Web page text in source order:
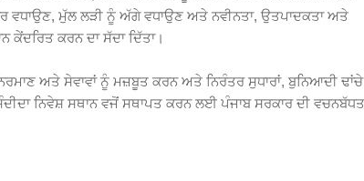
ਵਧਾਉਣ, ਮੁੱਲ ਲੜੀ ਨੂੰ ਅੱਗੇ ਵਧਾਉਣ ਅਤੇ ਨਵੀਨਤਾ, ਉਤਪਾਦਕਤਾ ਅਤੇ
ਕਰਨ ਦਾ ਸੱਦਾ ਦਿੱਤਾ।
ਅਤੇ ਸੇਵਾਵਾਂ ਨੂੰ ਮਜ਼ਬੂਤ ​​ਕਰਨ ਅਤੇ ਨਿਰੰਤਰ ਸੁਧਾਰਾਂ, ਬੁਨਿਆਦੀ
ਨਿਵੇਸ਼ ਸਥਾਨ ਵਜੋਂ ਸਥਾਪਤ ਕਰਨ ਲਈ ਪੰਜਾਬ ਸਰਕਾਰ ਦੀ